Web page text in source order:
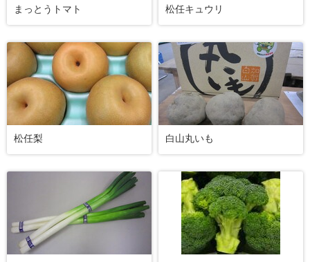
まっとうトマト 松任キュウリ
松任梨 白山丸いも